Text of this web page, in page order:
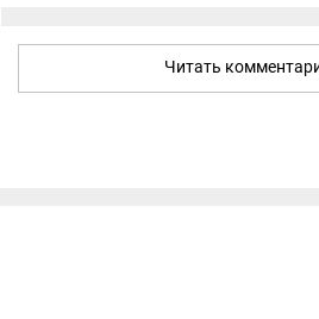
Читать